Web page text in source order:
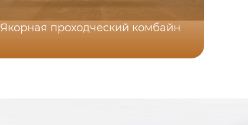
Якорная проходческий комбайн